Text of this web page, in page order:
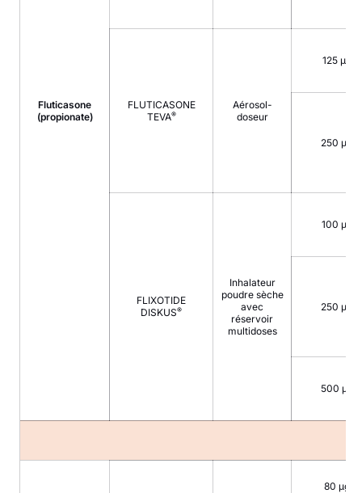
Fluticasone
(propionate)
FLUTICASONE
TEVA®
Aérosol-
doseur
125 µg
250 µg
FLIXOTIDE
DISKUS®
Inhalateur
poudre sèche
avec
réservoir
multidoses
100 µg
250 µg
500 µg
80 µg